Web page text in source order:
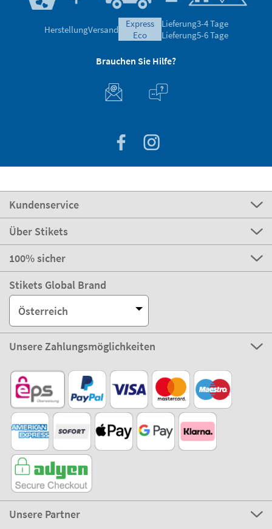
HerstellungVersand
express
eco
Lieferung3-4 Tage
Lieferung5-6 Tage
Brauchen Sie Hilfe?
Kundenservice
Über Stikets
100% sicher
Stikets Global Brand
Österreich
Unsere Zahlungsmöglichkeiten
Unsere Partner